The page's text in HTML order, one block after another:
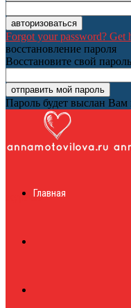
Forgot your password? Get
восстановление пароля
Восстановите свой пароль
Пароль будет выслан Вам
журналГлавная